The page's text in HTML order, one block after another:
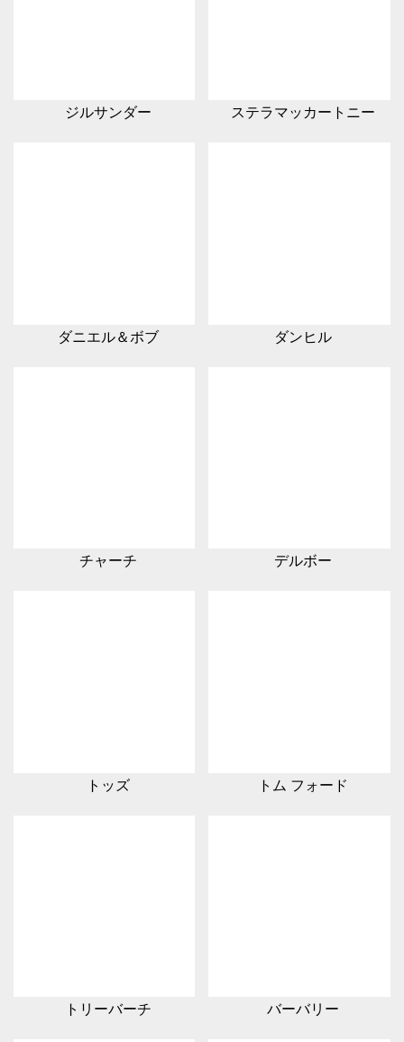
ジルサンダー ステラマッカートニー
ダニエル＆ボブ ダンヒル
チャーチ デルボー
トッズ トム フォード
トリーバーチ バーバリー